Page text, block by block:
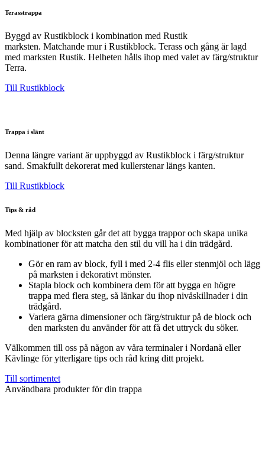
Terasstrappa
Byggd av Rustikblock i kombination med Rustik
marksten. Matchande mur i Rustikblock. Terass och gång är lagd
med marksten Rustik. Helheten hålls ihop med valet av färg/struktur
Terra.
Till Rustikblock
Trappa i slänt
Denna längre variant är uppbyggd av Rustikblock i färg/struktur
sand. Smakfullt dekorerat med kullerstenar längs kanten.
Till Rustikblock
Tips & råd
Med hjälp av blocksten går det att bygga trappor och skapa unika
kombinationer för att matcha den stil du vill ha i din trädgård.
Gör en ram av block, fyll i med 2-4 flis eller stenmjöl och lägg
på marksten i dekorativt mönster.
Stapla block och kombinera dem för att bygga en högre
trappa med flera steg, så länkar du ihop nivåskillnader i din
trädgård.
Variera gärna dimensioner och färg/struktur på de block och
den marksten du använder för att få det uttryck du söker.
Välkommen till oss på någon av våra terminaler i Nordanå eller
Kävlinge för ytterligare tips och råd kring ditt projekt.
Till sortimentet
Användbara produkter för din trappa